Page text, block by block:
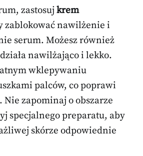
zastosujkrem
zablokować nawilżenie i
serum. Możesz również
nawilżająco i lekko.
wklepywaniu
palców, co poprawi
Nie zapominaj o obszarze
specjalnego preparatu, aby
skórze odpowiednie